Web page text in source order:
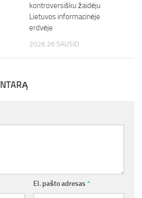
kontroversišku žaidėju
Lietuvos informacinėje
erdvėje
2026 26 SAUSIO
El. pašto adresas *